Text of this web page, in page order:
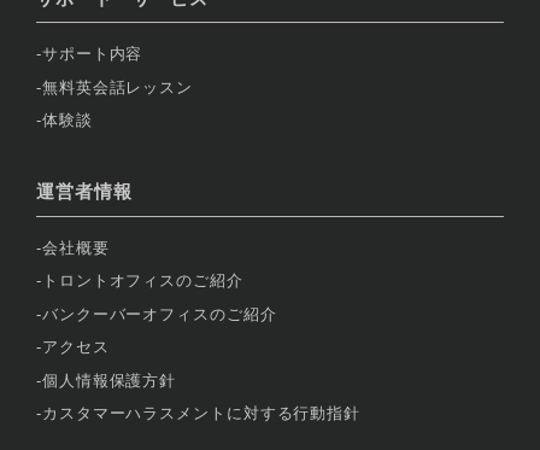
サポート内容
無料英会話レッスン
体験談
運営者情報
会社概要
トロントオフィスのご紹介
バンクーバーオフィスのご紹介
アクセス
個人情報保護方針
カスタマーハラスメントに対する行動指針